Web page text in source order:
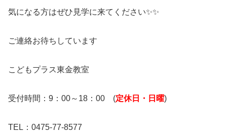
気になる方はぜひ見学に来てください✨✨
ご連絡お待ちしています
こどもプラス東金教室
受付時間：9：00～18：00 (定休日・日曜)
TEL：0475-77-8577